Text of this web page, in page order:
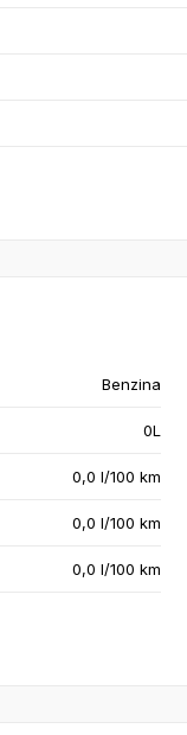
Benzina
0L
0,0 l/100 km
0,0 l/100 km
0,0 l/100 km